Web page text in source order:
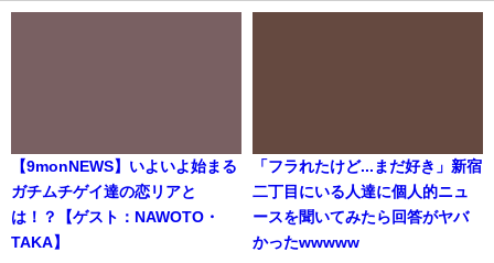
【9monNEWS】いよいよ始まる
ガチムチゲイ達の恋リアと
は！？【ゲスト：NAWOTO・
TAKA】
「フラれたけど...まだ好き」新宿
二丁目にいる人達に個人的ニュ
ースを聞いてみたら回答がヤバ
かったwwwww